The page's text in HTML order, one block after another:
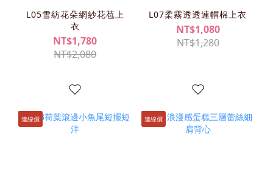
L05雪紡花朵網紗花苞上
衣
NT$1,780
NT$2,080
L07柔霧透透連帽棉上衣
NT$1,080
NT$1,280
連線價 連線價